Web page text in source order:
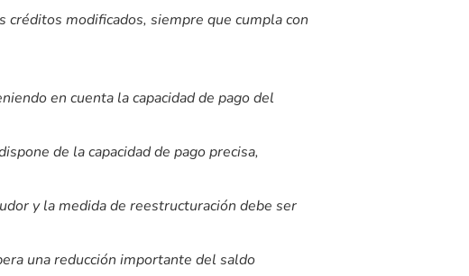
modificados, siempre que cumpla con
en cuenta la capacidad de pago del
de la capacidad de pago precisa,
y la medida de reestructuración debe ser
una reducción importante del saldo